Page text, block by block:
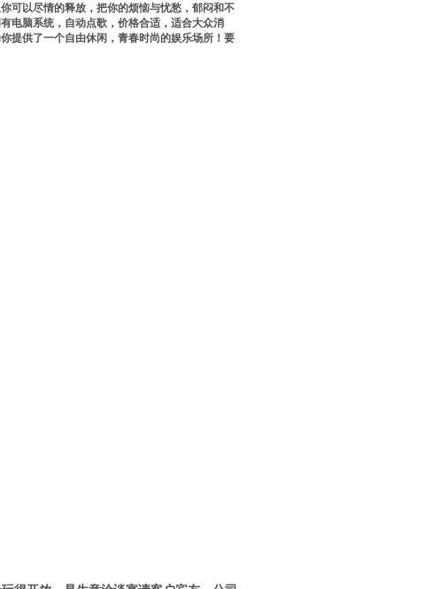
可以尽情的释放，把你的烦恼与忧愁，郁闷和不
电脑系统，自动点歌，价格合适，适合大众消
提供了一个自由休闲，青春时尚的娱乐场所！要